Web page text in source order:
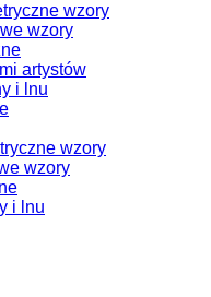
wzory
wzory
artystów
i lnu
wzory
wzory
i lnu